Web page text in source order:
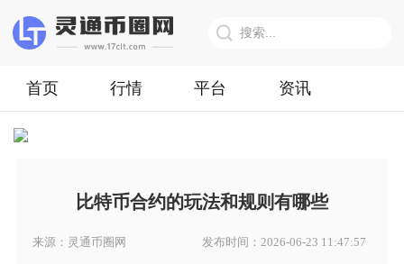
首页 行情 平台 资讯
比特币合约的玩法和规则有哪些
来源：灵通币圈网 发布时间：2026-06-23 11:47:57